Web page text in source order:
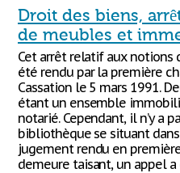
Droit des biens,
de meubles et
Cet arrêt relatif aux notions
été rendu par la première
Cassation le 5 mars 1991.
étant un ensemble
notarié. Cependant, il n’y a
bibliothèque se situant dans
jugement rendu en
demeure taisant, un appel a